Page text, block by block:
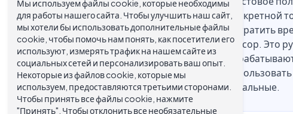
конкретной
потратить
курсор. Это
остальные.
Мы используем файлы cookie, которые необходимы
для работы нашего сайта. Чтобы улучшить наш сайт,
мы хотели бы использовать дополнительные файлы
cookie, чтобы помочь нам понять, как посетители его
используют, измерять трафик на нашем сайте из
социальных сетей и персонализировать ваш опыт.
Некоторые из файлов cookie, которые мы
используем, предоставляются третьими сторонами.
Чтобы принять все файлы cookie, нажмите
"Принять". Чтобы отклонить все необязательные